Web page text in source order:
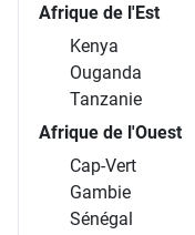
Afrique de l'Est
Kenya
Ouganda
Tanzanie
Afrique de l'Ouest
Cap-Vert
Gambie
Sénégal